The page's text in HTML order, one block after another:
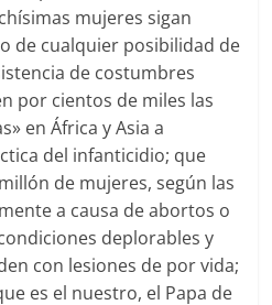
mujeres sigan
de cualquier posibilidad de
de costumbres
por cientos de miles las
en África y Asia a
del infanticidio; que
de mujeres, según las
a causa de abortos o
deplorables y
con lesiones de por vida;
es el nuestro, el Papa de